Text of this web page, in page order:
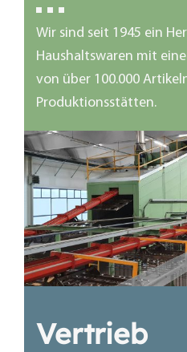
Wir sind seit 1945 ein
Haushaltswaren mit
von über 100.000
Produktionsstätten.
Vertrieb